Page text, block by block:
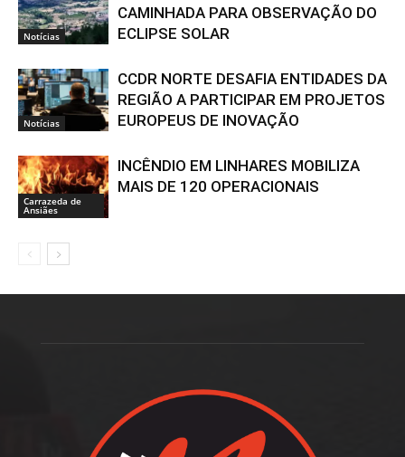
Notícias
CAMINHADA PARA OBSERVAÇÃO DO
ECLIPSE SOLAR
Notícias
CCDR NORTE DESAFIA ENTIDADES DA
REGIÃO A PARTICIPAR EM PROJETOS
EUROPEUS DE INOVAÇÃO
Carrazeda de
Ansiães
INCÊNDIO EM LINHARES MOBILIZA
MAIS DE 120 OPERACIONAIS